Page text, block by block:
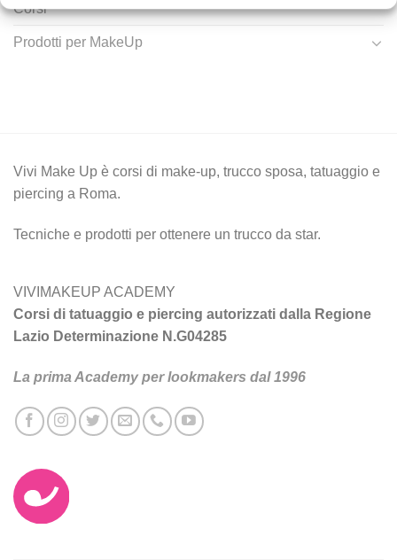
Corsi
Prodotti per MakeUp
Vivi Make Up è corsi di make-up, trucco sposa, tatuaggio e
piercing a Roma.
Tecniche e prodotti per ottenere un trucco da star.
VIVIMAKEUP ACADEMY
Corsi di tatuaggio e piercing autorizzati dalla Regione
Lazio Determinazione N.G04285
La prima Academy per lookmakers dal 1996